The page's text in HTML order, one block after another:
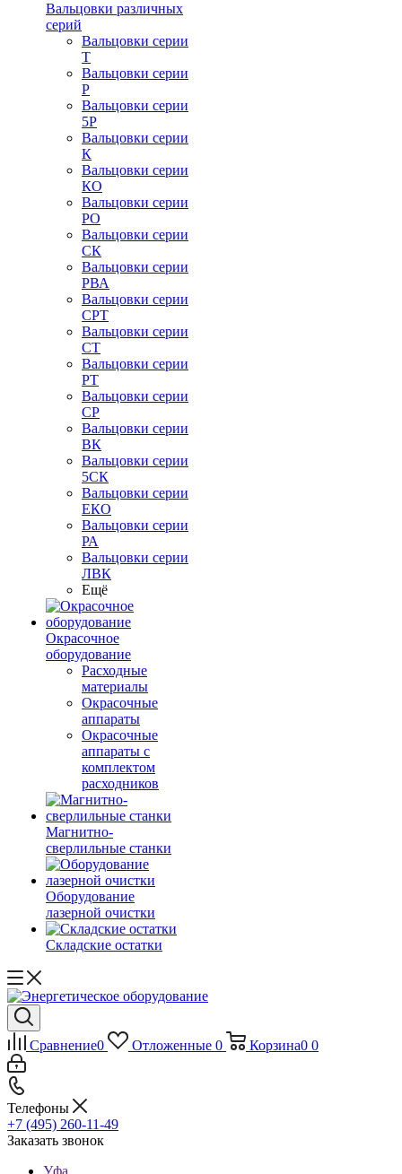
Вальцовки различных
серий
Вальцовки серии
Т
Вальцовки серии
Р
Вальцовки серии
5Р
Вальцовки серии
К
Вальцовки серии
КО
Вальцовки серии
РО
Вальцовки серии
СК
Вальцовки серии
РВА
Вальцовки серии
СРТ
Вальцовки серии
СТ
Вальцовки серии
РТ
Вальцовки серии
СР
Вальцовки серии
ВК
Вальцовки серии
5СК
Вальцовки серии
ЕКО
Вальцовки серии
РА
Вальцовки серии
ЛВК
Ещё
Окрасочное
оборудование
Расходные
материалы
Окрасочные
аппараты
Окрасочные
аппараты с
комплектом
расходников
Магнитно-
сверлильные станки
Оборудование
лазерной очистки
Складские остатки
Сравнение0 Отложенные 0 Корзина0 0
Телефоны
+7 (495) 260-11-49
Заказать звонок
Уфа